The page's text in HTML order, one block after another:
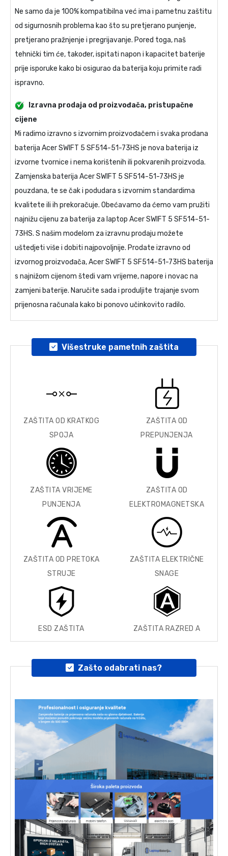
Ne samo da je 100% kompatibilna već ima i pametnu zaštitu
od sigurnosnih problema kao što su pretjerano punjenje,
pretjerano pražnjenje i pregrijavanje. Pored toga, naš
tehnički tim će, također, ispitati napon i kapacitet baterije
prije isporuke kako bi osigurao da baterija koju primite radi
ispravno.
Izravna prodaja od proizvođača, pristupačne
cijene
Mi radimo izravno s izvornim proizvođačem i svaka prodana
baterija Acer SWIFT 5 SF514-51-73HS je nova baterija iz
izvorne tvornice i nema korištenih ili pokvarenih proizvoda.
Zamjenska baterija Acer SWIFT 5 SF514-51-73HS je
pouzdana, te se čak i podudara s izvornim standardima
kvalitete ili ih prekoračuje. Obećavamo da ćemo vam pružiti
najnižu cijenu za baterija za laptop Acer SWIFT 5 SF514-51-
73HS. S našim modelom za izravnu prodaju možete
uštedjeti više i dobiti najpovoljnije. Prodate izravno od
izvornog proizvođača,Acer SWIFT 5 SF514-51-73HS baterija
s najnižom cijenom štedi vam vrijeme, napore i novac na
zamjeni baterije. Naručite sada i produljite trajanje svom
prijenosna računala kako bi ponovo učinkovito radilo.
Višestruke pametnih zaštita
ZAŠTITA OD KRATKOG
SPOJA
ZAŠTITA OD
PREPUNJENJA
ZAŠTITA VRIJEME
PUNJENJA
ZAŠTITA OD
ELEKTROMAGNETSKA
ZAŠTITA OD PRETOKA
STRUJE
ZAŠTITA ELEKTRIČNE
SNAGE
ESD ZAŠTITA ZAŠTITA RAZRED A
Zašto odabrati nas?